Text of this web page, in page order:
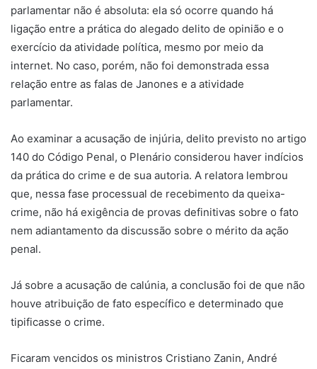
parlamentar não é absoluta: ela só ocorre quando há
ligação entre a prática do alegado delito de opinião e o
exercício da atividade política, mesmo por meio da
internet. No caso, porém, não foi demonstrada essa
relação entre as falas de Janones e a atividade
parlamentar.
Ao examinar a acusação de injúria, delito previsto no artigo
140 do Código Penal, o Plenário considerou haver indícios
da prática do crime e de sua autoria. A relatora lembrou
que, nessa fase processual de recebimento da queixa-
crime, não há exigência de provas definitivas sobre o fato
nem adiantamento da discussão sobre o mérito da ação
penal.
Já sobre a acusação de calúnia, a conclusão foi de que não
houve atribuição de fato específico e determinado que
tipificasse o crime.
Ficaram vencidos os ministros Cristiano Zanin, André